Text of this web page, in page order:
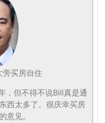
旁买房自住
，但不得不说Bill真是通
西太多了。很庆幸买房
意见。